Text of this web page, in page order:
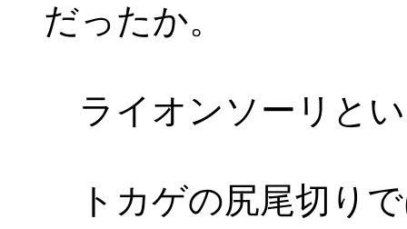
だったか。
ライオンソーリと
トカゲの尻尾切りで